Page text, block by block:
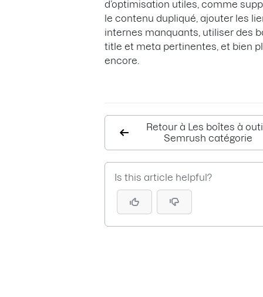
d’optimisation utiles, comme
le contenu dupliqué, ajouter les
internes manquants, utiliser des
title et meta pertinentes, et bien
encore.
Retour à Les boîtes à
Semrush catégorie
Is this article helpful?